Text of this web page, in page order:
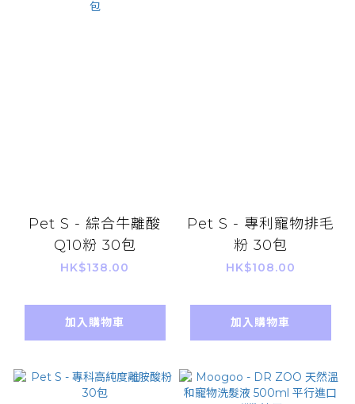
Pet S - 綜合牛離酸
Q10粉 30包
HK$138.00
加入購物車
Pet S - 專利寵物排毛
粉 30包
HK$108.00
加入購物車